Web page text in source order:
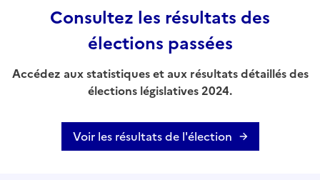
Consultez les résultats des
élections passées
Accédez aux statistiques et aux résultats détaillés des
élections législatives 2024.
Voir les résultats de l'élection